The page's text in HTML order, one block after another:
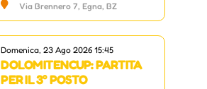
Via Brennero 7, Egna, BZ
Domenica, 23 Ago 2026 15:45
DOLOMITENCUP: PARTITA
PER IL 3° POSTO